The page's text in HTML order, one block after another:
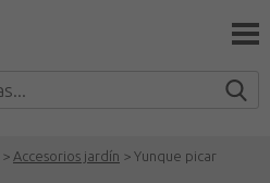
> Accesorios jardín > Yunque picar